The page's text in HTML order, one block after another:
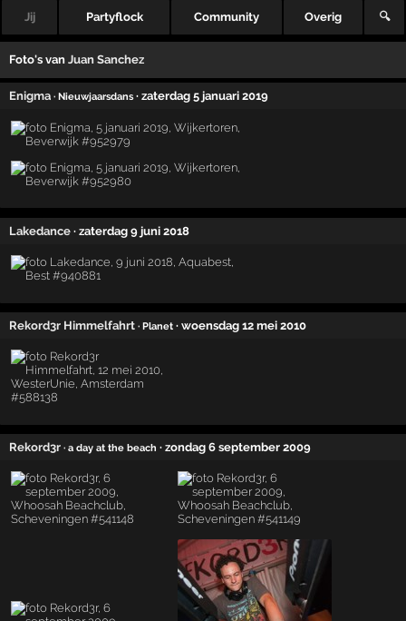
Jij Partyflock Community Overig 🔍
Foto's vanJuan Sanchez
Enigma · Nieuwjaarsdans · zaterdag 5 januari 2019
Lakedance · zaterdag 9 juni 2018
Rekord3r Himmelfahrt · Planet · woensdag 12 mei 2010
Rekord3r · a day at the beach · zondag 6 september 2009